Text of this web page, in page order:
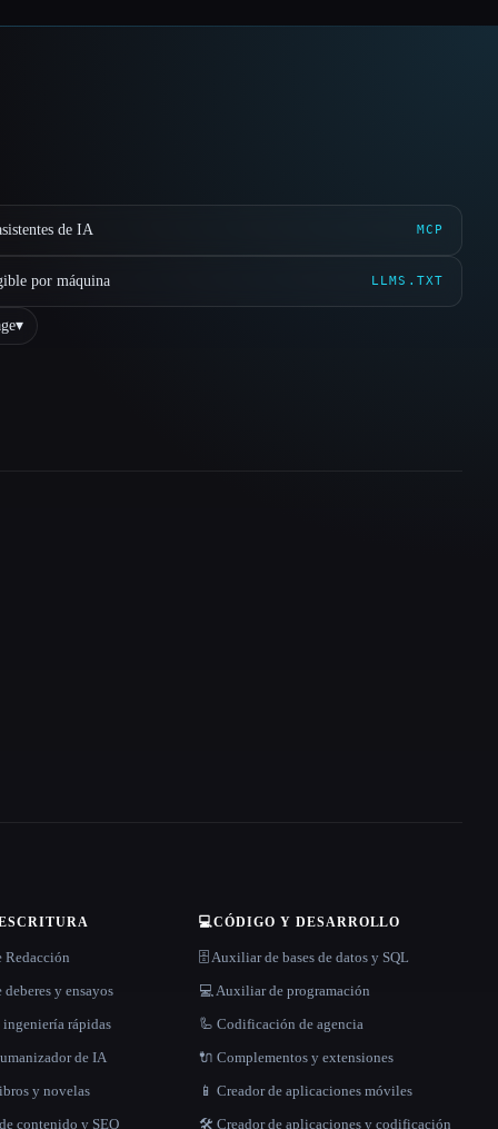
de IA MCP
por máquina LLMS.TXT
▾
y ensayos
rápidas
de IA
y novelas
contenido y SEO
💻CÓDIGO Y DESARROLLO
🗄️ Auxiliar de bases de datos y SQL
💻 Auxiliar de programación
🦾 Codificación de agencia
🔌 Complementos y extensiones
📱 Creador de aplicaciones móviles
🛠️ Creador de aplicaciones y codificación